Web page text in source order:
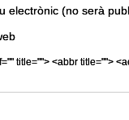
electrònic (no serà
title=""> <abbr title="">